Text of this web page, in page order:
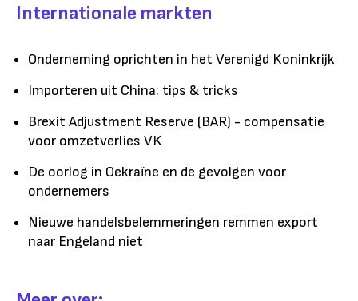
Internationale markten
Onderneming oprichten in het Verenigd Koninkrijk
Importeren uit China: tips & tricks
Brexit Adjustment Reserve (BAR) - compensatie
voor omzetverlies VK
De oorlog in Oekraïne en de gevolgen voor
ondernemers
Nieuwe handelsbelemmeringen remmen export
naar Engeland niet